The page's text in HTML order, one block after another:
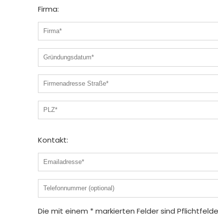
Firma:
Kontakt:
Die mit einem * markierten Felder sind